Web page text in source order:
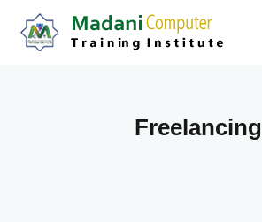
Freelancing